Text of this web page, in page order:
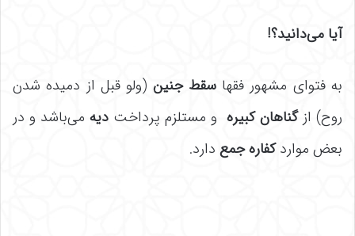
آیا می‌دانید؟!
به فتوای مشهور فقهاسقط جنین (ولو قبل از دمیده شدن
روح) ازگناهان کبیره و مستلزم پرداخت دیه می‌باشد و در
بعض مواردکفاره جمع دارد.